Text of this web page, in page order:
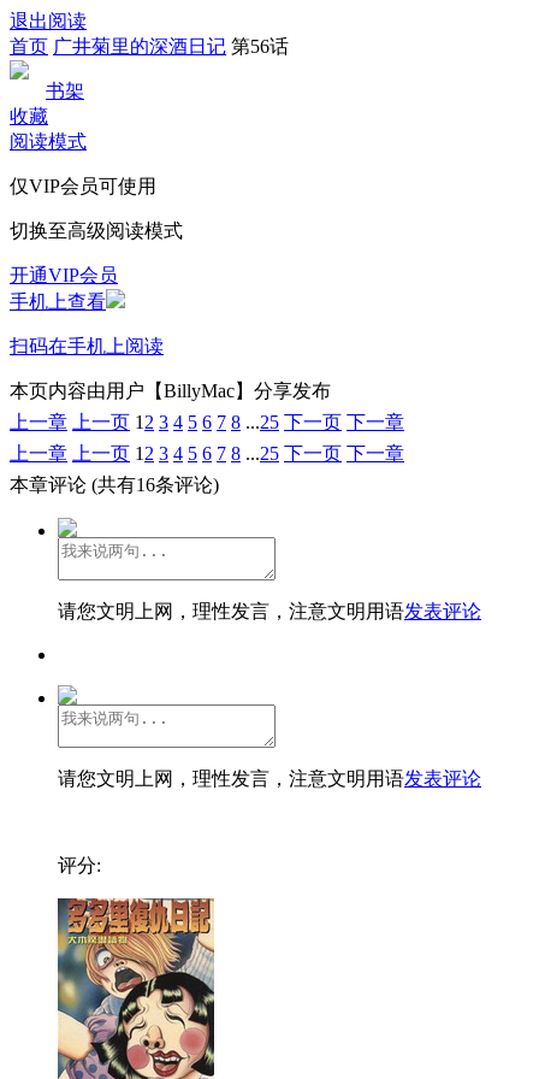
退出阅读
首页 广井菊里的深酒日记 第56话
书架
收藏
阅读模式
仅VIP会员可使用
切换至高级阅读模式
开通VIP会员
手机上查看
扫码在手机上阅读
本页内容由用户【BillyMac】分享发布
上一章
上一页 1 2 3 4 5 6 7 8 ...25 下一页 下一章
上一章
上一页 1 2 3 4 5 6 7 8 ...25 下一页 下一章
本章评论 (共有16条评论)
请您文明上网，理性发言，注意文明用语发表评论
请您文明上网，理性发言，注意文明用语发表评论
评分: